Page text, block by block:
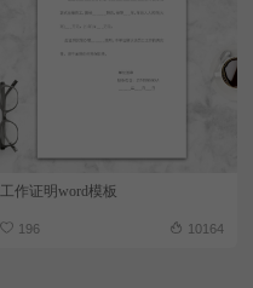
工作证明word模板
196 10164